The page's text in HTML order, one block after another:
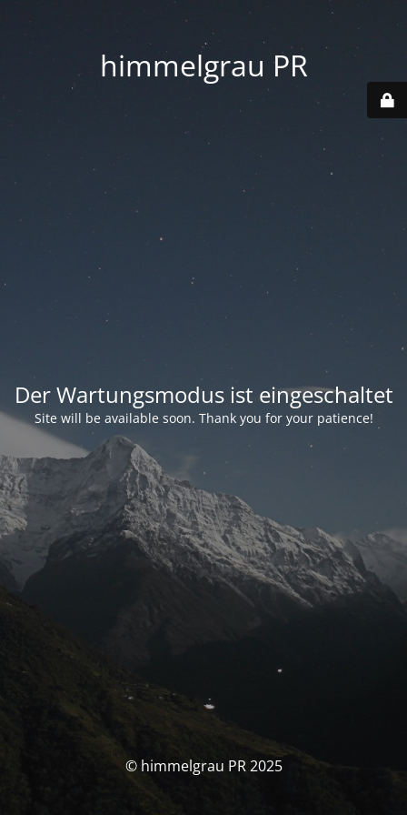
himmelgrau PR
Der Wartungsmodus ist eingeschaltet
Site will be available soon. Thank you for your patience!
© himmelgrau PR 2025